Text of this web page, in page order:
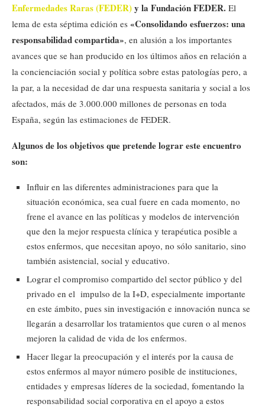
Enfermedades Raras (FEDER)y la Fundación FEDER. El
lema de esta séptima edición es «Consolidando esfuerzos: una
responsabilidad compartida», en alusión a los importantes
avances que se han producido en los últimos años en relación a
la concienciación social y política sobre estas patologías pero, a
la par, a la necesidad de dar una respuesta sanitaria y social a los
afectados, más de 3.000.000 millones de personas en toda
España, según las estimaciones de FEDER.
Algunos de los objetivos que pretende lograr este encuentro
son:
Influir en las diferentes administraciones para que la
situación económica, sea cual fuere en cada momento, no
frene el avance en las políticas y modelos de intervención
que den la mejor respuesta clínica y terapéutica posible a
estos enfermos, que necesitan apoyo, no sólo sanitario, sino
también asistencial, social y educativo.
Lograr el compromiso compartido del sector público y del
privado en el impulso de la I+D, especialmente importante
en este ámbito, pues sin investigación e innovación nunca se
llegarán a desarrollar los tratamientos que curen o al menos
mejoren la calidad de vida de los enfermos.
Hacer llegar la preocupación y el interés por la causa de
estos enfermos al mayor número posible de instituciones,
entidades y empresas líderes de la sociedad, fomentando la
responsabilidad social corporativa en el apoyo a estos